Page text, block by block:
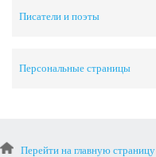
Писатели и поэты
Персональные страницы
Перейти на главную страницу